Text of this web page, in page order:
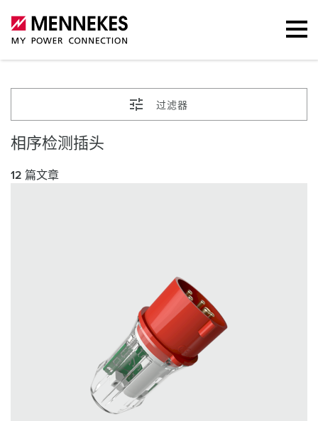
过滤器
相序检测插头
12 篇文章